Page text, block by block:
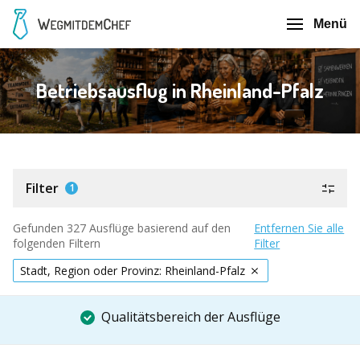
Menü
Betriebsausflug in Rheinland-Pfalz
Filter 1
Gefunden 327 Ausflüge basierend auf den
folgenden Filtern
Entfernen Sie alle
Filter
Stadt, Region oder Provinz: Rheinland-Pfalz
Qualitätsbereich der Ausflüge